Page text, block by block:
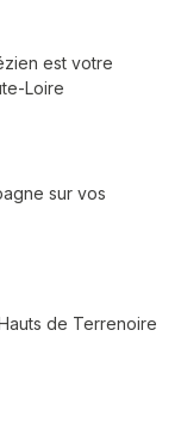
est votre
Loire
sur vos
de Terrenoire